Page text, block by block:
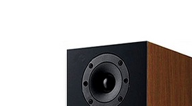
звуковые проекторы
звуковые панели
шумоизоляция